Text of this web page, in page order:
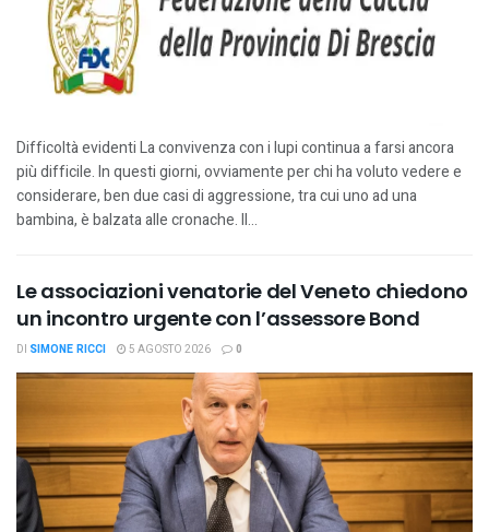
Difficoltà evidenti La convivenza con i lupi continua a farsi ancora
più difficile. In questi giorni, ovviamente per chi ha voluto vedere e
considerare, ben due casi di aggressione, tra cui uno ad una
bambina, è balzata alle cronache. Il...
Le associazioni venatorie del Veneto chiedono
un incontro urgente con l’assessore Bond
DI SIMONE RICCI 5 AGOSTO 2026 0